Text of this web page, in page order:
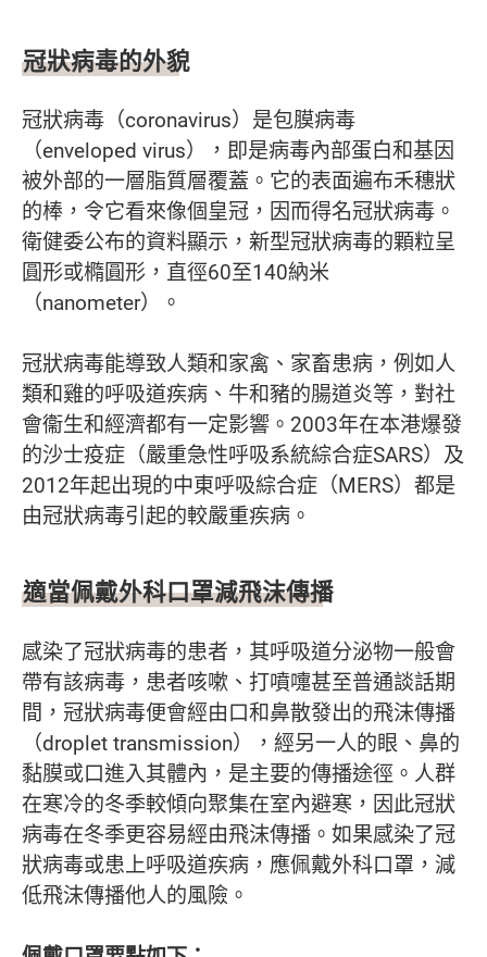
冠狀病毒的外貌
冠狀病毒（coronavirus）是包膜病毒
（enveloped virus），即是病毒內部蛋白和基因
被外部的一層脂質層覆蓋。它的表面遍布禾穗狀
的棒，令它看來像個皇冠，因而得名冠狀病毒。
衛健委公布的資料顯示，新型冠狀病毒的顆粒呈
圓形或橢圓形，直徑60至140納米
（nanometer）。
冠狀病毒能導致人類和家禽、家畜患病，例如人
類和雞的呼吸道疾病、牛和豬的腸道炎等，對社
會衞生和經濟都有一定影響。2003年在本港爆發
的沙士疫症（嚴重急性呼吸系統綜合症SARS）及
2012年起出現的中東呼吸綜合症（MERS）都是
由冠狀病毒引起的較嚴重疾病。
適當佩戴外科口罩減飛沫傳播
感染了冠狀病毒的患者，其呼吸道分泌物一般會
帶有該病毒，患者咳嗽、打噴嚏甚至普通談話期
間，冠狀病毒便會經由口和鼻散發出的飛沫傳播
（droplet transmission），經另一人的眼、鼻的
黏膜或口進入其體內，是主要的傳播途徑。人群
在寒冷的冬季較傾向聚集在室內避寒，因此冠狀
病毒在冬季更容易經由飛沫傳播。如果感染了冠
狀病毒或患上呼吸道疾病，應佩戴外科口罩，減
低飛沫傳播他人的風險。